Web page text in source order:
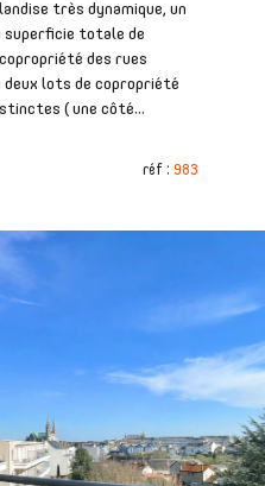
très dynamique, un
superficie totale de
des rues
deux lots de copropriété
( une côté...
réf : 983